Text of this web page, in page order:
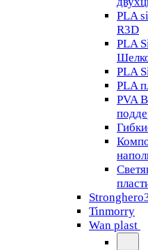
PLA
R3D
PLA
PLA
PLA
PVA
Tinmorry
Wan plast